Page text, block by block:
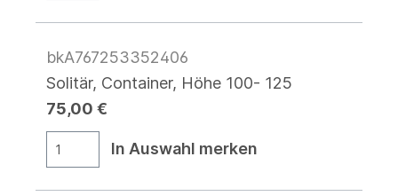
bkA767253352406
Solitär, Container, Höhe 100- 125
75,00 €
In Auswahl merken